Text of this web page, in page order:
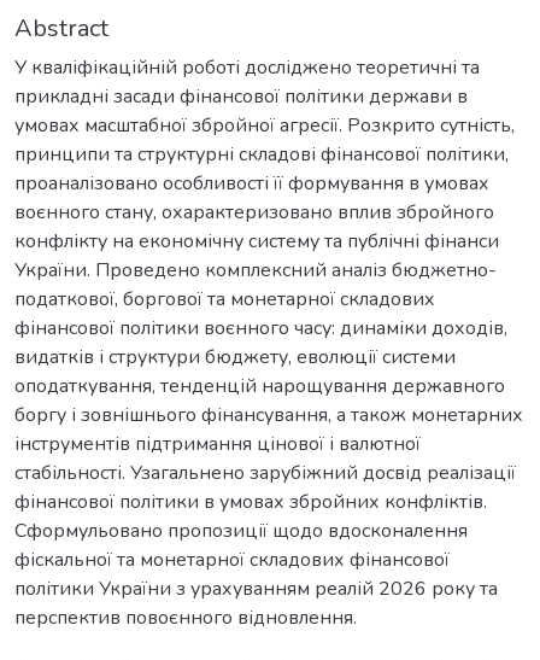
Abstract
У кваліфікаційній роботі досліджено теоретичні та
прикладні засади фінансової політики держави в
умовах масштабної збройної агресії. Розкрито сутність,
принципи та структурні складові фінансової політики,
проаналізовано особливості її формування в умовах
воєнного стану, охарактеризовано вплив збройного
конфлікту на економічну систему та публічні фінанси
України. Проведено комплексний аналіз бюджетно-
податкової, боргової та монетарної складових
фінансової політики воєнного часу: динаміки доходів,
видатків і структури бюджету, еволюції системи
оподаткування, тенденцій нарощування державного
боргу і зовнішнього фінансування, а також монетарних
інструментів підтримання цінової і валютної
стабільності. Узагальнено зарубіжний досвід реалізації
фінансової політики в умовах збройних конфліктів.
Сформульовано пропозиції щодо вдосконалення
фіскальної та монетарної складових фінансової
політики України з урахуванням реалій 2026 року та
перспектив повоєнного відновлення.